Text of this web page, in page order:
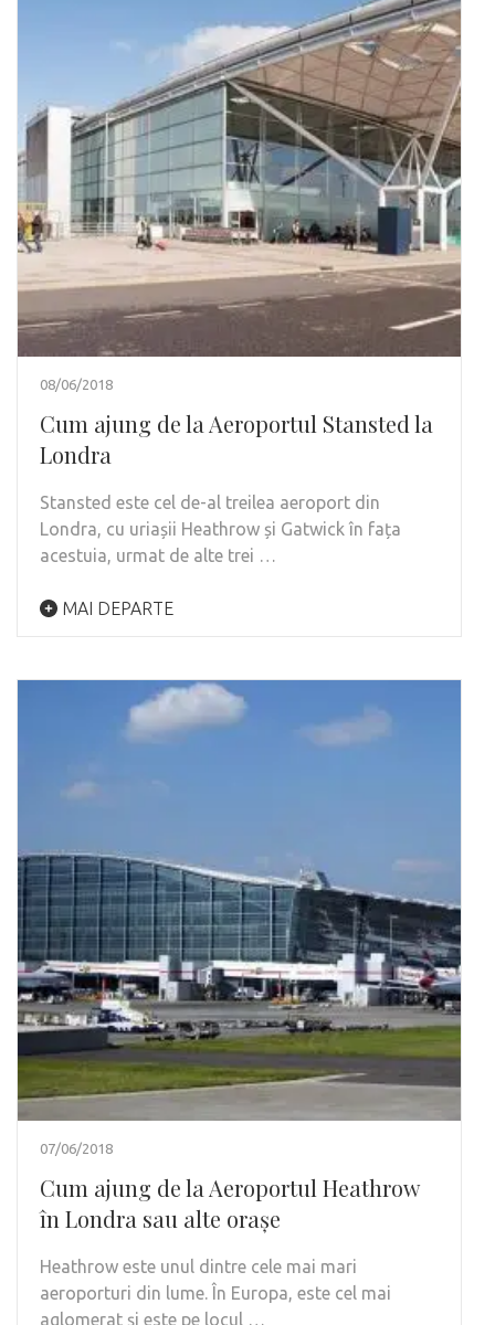
08/06/2018
Cum ajung de la Aeroportul Stansted la
Londra
Stansted este cel de-al treilea aeroport din
Londra, cu uriașii Heathrow și Gatwick în fața
acestuia, urmat de alte trei …
MAI DEPARTE
07/06/2018
Cum ajung de la Aeroportul Heathrow
în Londra sau alte orașe
Heathrow este unul dintre cele mai mari
aeroporturi din lume. În Europa, este cel mai
aglomerat și este pe locul …